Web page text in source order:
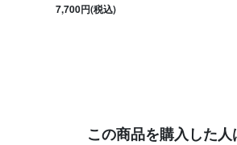
7,700円(税込)
この商品を購入した人